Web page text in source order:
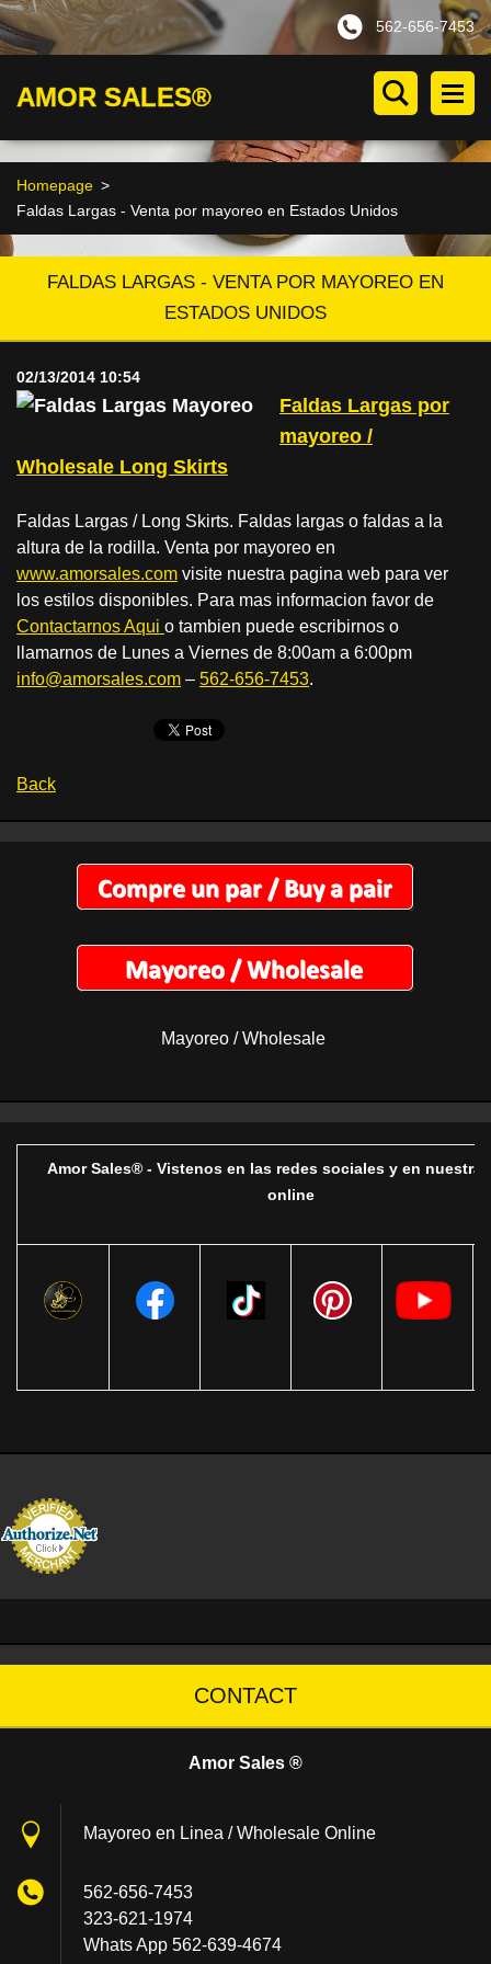
562-656-7453
AMOR SALES®
Homepage >
Faldas Largas - Venta por mayoreo en Estados Unidos
FALDAS LARGAS - VENTA POR MAYOREO EN
ESTADOS UNIDOS
02/13/2014 10:54
Faldas Largas por
mayoreo /
Wholesale Long Skirts
Faldas Largas / Long Skirts. Faldas largas o faldas a la
altura de la rodilla. Venta por mayoreo en
www.amorsales.com visite nuestra pagina web para ver
los estilos disponibles. Para mas informacion favor de
Contactarnos Aqui o tambien puede escribirnos o
llamarnos de Lunes a Viernes de 8:00am a 6:00pm
info@amorsales.com – 562-656-7453.
Back
Mayoreo / Wholesale
Amor Sales® - Vistenos en las redes sociales y en nuestra
online
CONTACT
Amor Sales ®
Mayoreo en Linea / Wholesale Online
562-656-7453
323-621-1974
Whats App 562-639-4674